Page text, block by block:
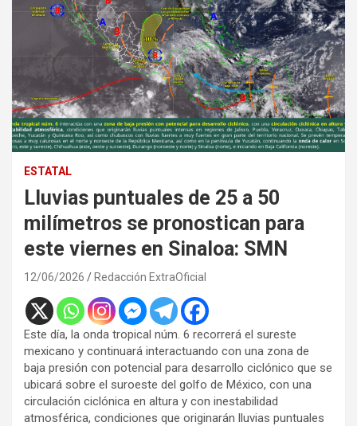
ESTATAL
Lluvias puntuales de 25 a 50
milímetros se pronostican para
este viernes en Sinaloa: SMN
12/06/2026 Redacción ExtraOficial
Este día, la onda tropical núm. 6 recorrerá el sureste
mexicano y continuará interactuando con una zona de
baja presión con potencial para desarrollo ciclónico que se
ubicará sobre el suroeste del golfo de México, con una
circulación ciclónica en altura y con inestabilidad
atmosférica, condiciones que originarán lluvias puntuales